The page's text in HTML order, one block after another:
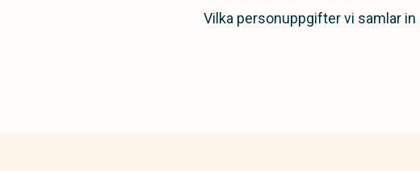
Vilka personuppgifter vi samlar in